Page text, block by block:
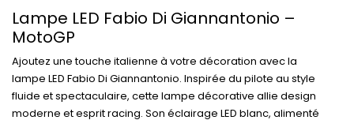
Lampe LED Fabio Di Giannantonio –
MotoGP
Ajoutez une touche italienne à votre décoration avec la
lampe LED Fabio Di Giannantonio. Inspirée du pilote au style
fluide et spectaculaire, cette lampe décorative allie design
moderne et esprit racing. Son éclairage LED blanc, alimenté